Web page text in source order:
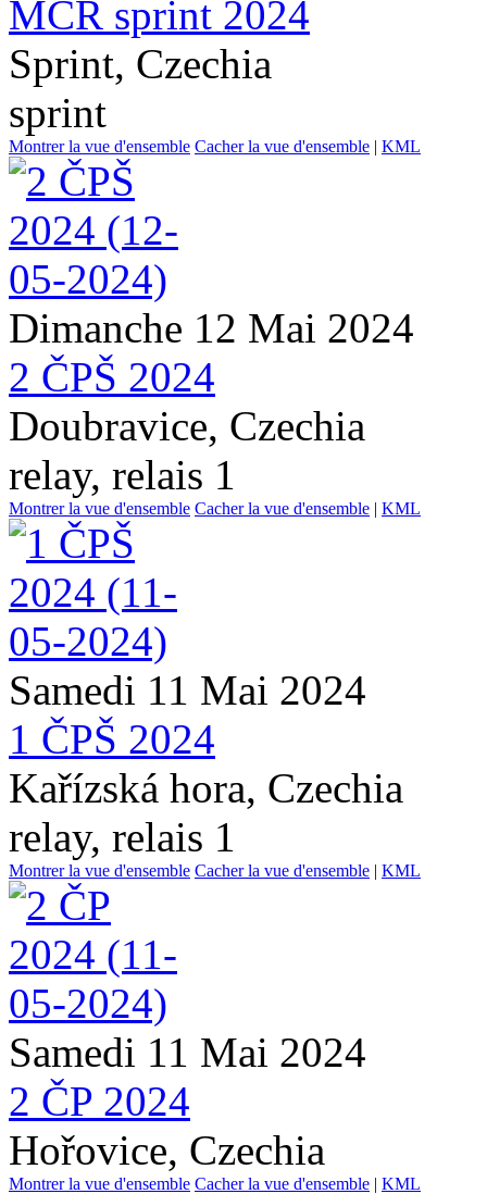
MČR sprint 2024
Sprint, Czechia
sprint
Montrer la vue d'ensemble Cacher la vue d'ensemble | KML
Dimanche 12 Mai 2024
2 ČPŠ 2024
Doubravice, Czechia
relay, relais 1
Montrer la vue d'ensemble Cacher la vue d'ensemble | KML
Samedi 11 Mai 2024
1 ČPŠ 2024
Kařízská hora, Czechia
relay, relais 1
Montrer la vue d'ensemble Cacher la vue d'ensemble | KML
Samedi 11 Mai 2024
2 ČP 2024
Hořovice, Czechia
Montrer la vue d'ensemble Cacher la vue d'ensemble | KML